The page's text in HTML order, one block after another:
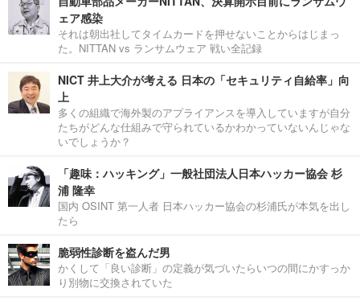
ェア感染
それは朝出社してタイムカードを押せないことからはじまっ
た。NITTAN vs ランサムウェア 戦い全記録
NICT 井上大介が考える 日本の「セキュリティ自給率」向
上
多くの組織で海外製のアプライアンスを導入していますが自分
たちがどんな仕組みで守られているかわかっていないんじゃな
いでしょうか？
「趣味：ハッキング」一般社団法人日本ハッカー協会 杉
浦 隆幸
国内 OSINT 第一人者 日本ハッカー協会の杉浦氏が本気を出し
たら
脆弱性診断を盗んだ男
かくして「良い診断」の定義が気づいたらいつの間にかすっか
り別物に交換されていた